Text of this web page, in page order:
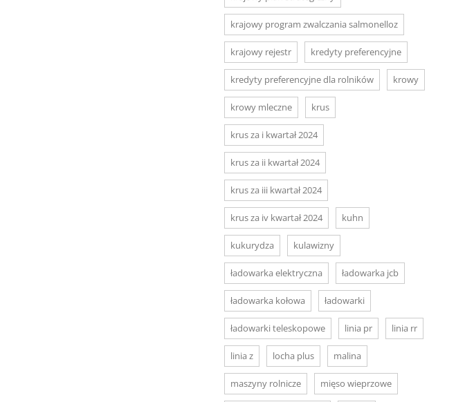
krajowy program zwalczania salmonelloz
krajowy rejestr kredyty preferencyjne
kredyty preferencyjne dla rolników krowy
krowy mleczne krus
krus za i kwartał 2024
krus za ii kwartał 2024
krus za iii kwartał 2024
krus za iv kwartał 2024 kuhn
kukurydza kulawizny
ładowarka elektryczna ładowarka jcb
ładowarka kołowa ładowarki
ładowarki teleskopowe linia pr linia rr
linia z locha plus malina
maszyny rolnicze mięso wieprzowe